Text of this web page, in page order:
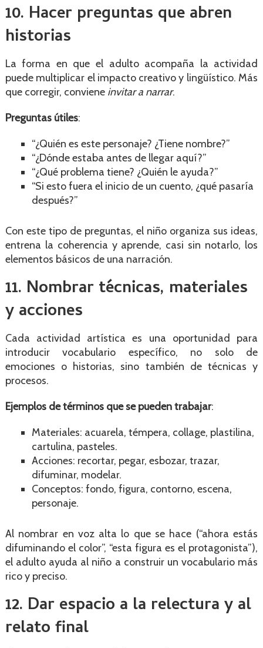
10. Hacer preguntas que abren
historias
La forma en que el adulto acompaña la actividad
puede multiplicar el impacto creativo y lingüístico. Más
que corregir, conviene invitar a narrar.
Preguntas útiles:
“¿Quién es este personaje? ¿Tiene nombre?”
“¿Dónde estaba antes de llegar aquí?”
“¿Qué problema tiene? ¿Quién le ayuda?”
“Si esto fuera el inicio de un cuento, ¿qué pasaría
después?”
Con este tipo de preguntas, el niño organiza sus ideas,
entrena la coherencia y aprende, casi sin notarlo, los
elementos básicos de una narración.
11. Nombrar técnicas, materiales
y acciones
Cada actividad artística es una oportunidad para
introducir vocabulario específico, no solo de
emociones o historias, sino también de técnicas y
procesos.
Ejemplos de términos que se pueden trabajar:
Materiales: acuarela, témpera, collage, plastilina,
cartulina, pasteles.
Acciones: recortar, pegar, esbozar, trazar,
difuminar, modelar.
Conceptos: fondo, figura, contorno, escena,
personaje.
Al nombrar en voz alta lo que se hace (“ahora estás
difuminando el color”, “esta figura es el protagonista”),
el adulto ayuda al niño a construir un vocabulario más
rico y preciso.
12. Dar espacio a la relectura y al
relato final